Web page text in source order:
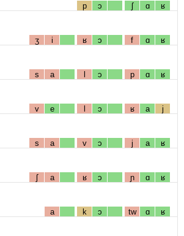
p ɔ ʃ ɑ ʁ
ʒ i ʁ ɔ f ɑ ʁ
s a l ɔ p ɑ ʁ
v e l ɔ ʁ a j
s a v ɔ j a ʁ
ʃ a ʁ ɔ ɲ ɑ ʁ
a k ɔ tw ɑ ʁ